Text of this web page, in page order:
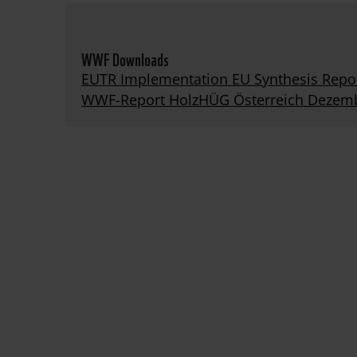
WWF Downloads
EUTR Implementation EU Synthesis
WWF-Report HolzHÜG Österreich